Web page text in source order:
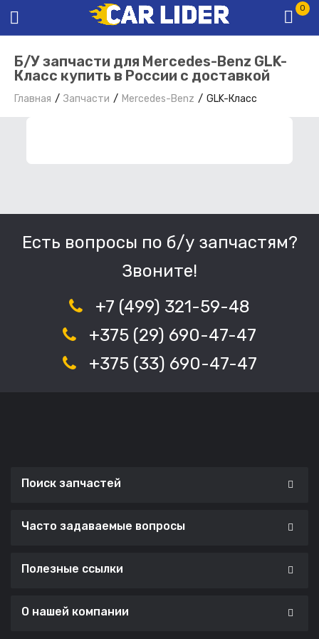
0
Б/У запчасти для Mercedes-Benz GLK-
Класс купить в России с доставкой
Главная Запчасти Mercedes-Benz GLK-Класс
Есть вопросы по б/у запчастям?
Звоните!
+7 (499) 321-59-48
+375 (29) 690-47-47
+375 (33) 690-47-47
Поиск запчастей
Часто задаваемые вопросы
Полезные ссылки
О нашей компании